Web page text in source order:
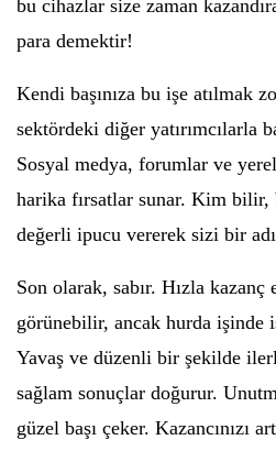
bu cihazlar size zaman
para demektir!
Kendi başınıza bu işe atılmak
sektördeki diğer yatırımcılarla
Sosyal medya, forumlar ve
harika fırsatlar sunar. Kim
değerli ipucu vererek sizi bir
Son olarak, sabır. Hızla kazanç
görünebilir, ancak hurda işinde
Yavaş ve düzenli bir şekilde
sağlam sonuçlar doğurur.
güzel başı çeker. Kazancınızı